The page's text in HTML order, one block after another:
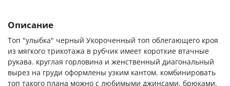
Описание
Топ "улыбка" черный Укороченный топ облегающего кроя
из мягкого трикотажа в рубчик имеет короткие втачные
рукава. круглая горловина и женственный диагональный
вырез на груди оформлены узким кантом. комбинировать
топ такого плана можно с любимыми джинсами, брюками,